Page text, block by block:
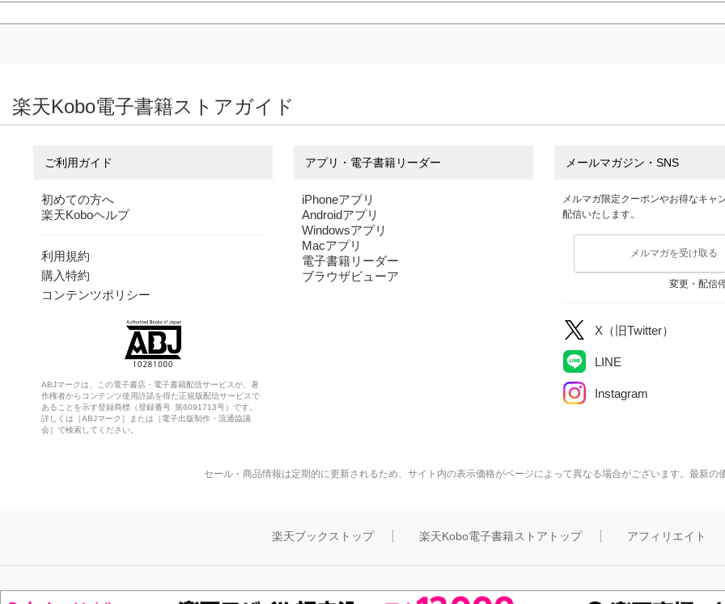
楽天Kobo電子書籍ストアガイド
ご利用ガイド
初めての方へ
楽天Koboヘルプ
利用規約
購入特約
コンテンツポリシー
ABJマークは、この電子書店・電子書籍配信サービスが、著
作権者からコンテンツ使用許諾を得た正規版配信サービスで
あることを示す登録商標（登録番号 第6091713号）です。
詳しくは［ABJマーク］または［電子出版制作・流通協議
会］で検索してください。
アプリ・電子書籍リーダー
iPhoneアプリ
Androidアプリ
Windowsアプリ
Macアプリ
電子書籍リーダー
ブラウザビューア
メールマガジン・SNS
メルマガ限定クーポンやお得なキャ
配信いたします。
メルマガを受け取る
変更・配信
X（旧Twitter）
LINE
Instagram
セール・商品情報は定期的に更新されるため、サイト内の表示価格がページによって異なる場合がございます。最新の
楽天ブックストップ 楽天Kobo電子書籍ストアトップ アフィリエイト